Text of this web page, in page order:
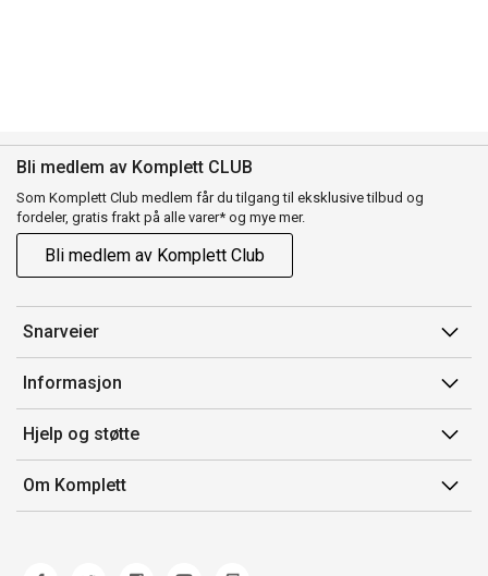
Bli medlem av Komplett CLUB
Som Komplett Club medlem får du tilgang til eksklusive tilbud og
fordeler, gratis frakt på alle varer* og mye mer.
Bli medlem av Komplett Club
Snarveier
Min side
Ordreoversikt
Flex
Komplett Club
Informasjon
Salgsbetingelser
Medlemsvilkår for Komplett Club
Merker/produsent
Hjelp og støtte
Kontakt oss
Kundeservice
Om Komplett